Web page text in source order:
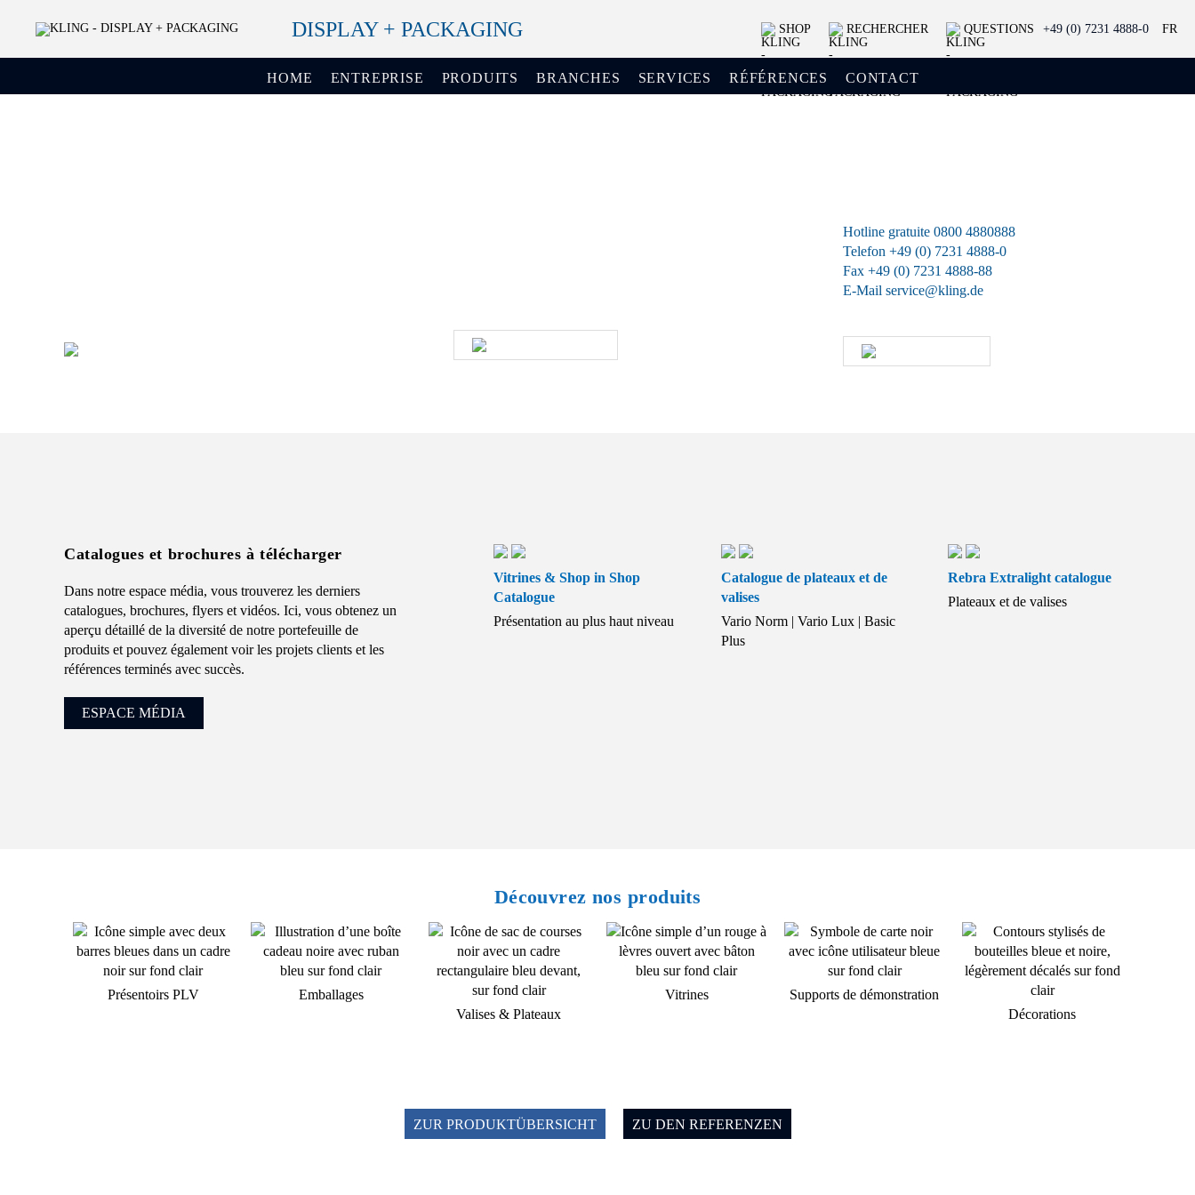
DISPLAY + PACKAGING SHOP RECHERCHER QUESTIONS +49 (0) 7231 4888-0 FR
HOME ENTREPRISE PRODUITS BRANCHES SERVICES RÉFÉRENCES CONTACT
Hotline gratuite 0800 4880888
Telefon +49 (0) 7231 4888-0
Fax +49 (0) 7231 4888-88
E-Mail service@kling.de
Catalogues et brochures à télécharger
Dans notre espace média, vous trouverez les derniers
catalogues, brochures, flyers et vidéos. Ici, vous obtenez un
aperçu détaillé de la diversité de notre portefeuille de
produits et pouvez également voir les projets clients et les
références terminés avec succès.
ESPACE MÉDIA
Vitrines & Shop in Shop
Catalogue
Présentation au plus haut niveau
Catalogue de plateaux et de
valises
Vario Norm | Vario Lux | Basic
Plus
Rebra Extralight catalogue
Plateaux et de valises
Découvrez nos produits
Présentoirs PLV
Emballages
Valises & Plateaux
Vitrines
Supports de démonstration
Décorations
ZUR PRODUKTÜBERSICHT ZU DEN REFERENZEN